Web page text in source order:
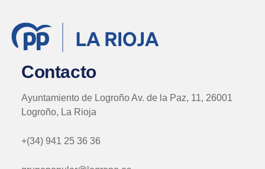
Contacto
Ayuntamiento de Logroño Av. de la Paz, 11, 26001
Logroño, La Rioja
+(34) 941 25 36 36